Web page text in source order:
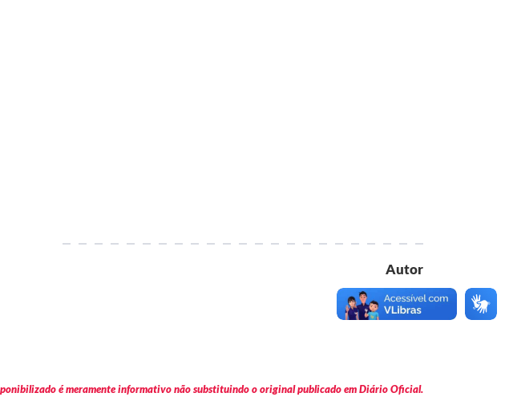
Autor
Executivo
é meramente informativo não substituindo o original publicado em Diário Oficial.